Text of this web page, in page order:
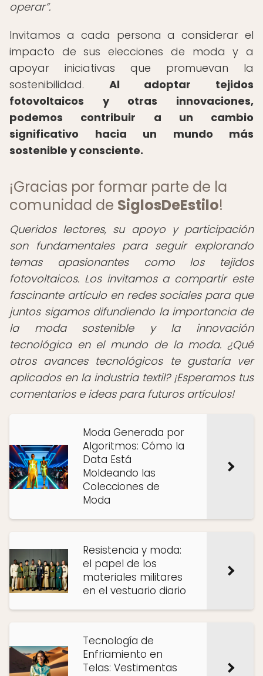
operar .
Invitamos a cada persona a considerar el
impacto de sus elecciones de moda y a
apoyar iniciativas que promuevan la
sostenibilidad. Al adoptar tejidos
fotovoltaicos y otras innovaciones,
podemos contribuir a un cambio
significativo hacia un mundo más
sostenible y consciente.
¡Gracias por formar parte de la
comunidad de SiglosDeEstilo!
Queridos lectores, su apoyo y participación
son fundamentales para seguir explorando
temas apasionantes como los tejidos
fotovoltaicos. Los invitamos a compartir este
fascinante artículo en redes sociales para que
juntos sigamos difundiendo la importancia de
la moda sostenible y la innovación
tecnológica en el mundo de la moda. ¿Qué
otros avances tecnológicos te gustaría ver
aplicados en la industria textil? ¡Esperamos tus
comentarios e ideas para futuros artículos!
Moda Generada por
Algoritmos: Cómo la
Data Está
Moldeando las
Colecciones de
Moda
Resistencia y moda:
el papel de los
materiales militares
en el vestuario diario
Tecnología de
Enfriamiento en
Telas: Vestimentas